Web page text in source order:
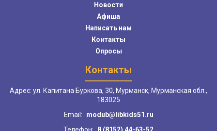
Новости
Афиша
Написать нам
Контакты
Опросы
Контакты
Адрес: ул. Капитана Буркова, 30, Мурманск, Мурманская обл.,
183025
Email:
modub@libkids51.ru
Телефон:
8 (8152) 44-63-52